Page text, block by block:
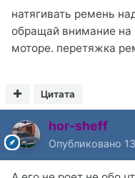
натягивать ремень
обращай внимание
моторе. перетяжка
Цитата
hor-sheff
Опубликовано